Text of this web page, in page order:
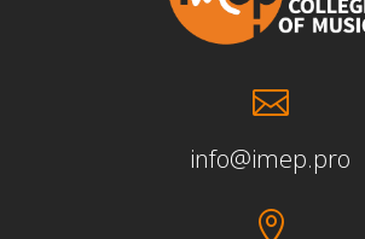

info@imep.pro
